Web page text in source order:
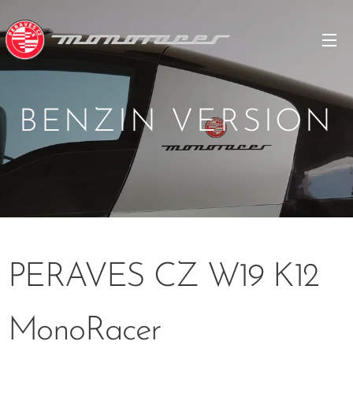
BENZIN VERSION
PERAVES CZ W19 K12
MonoRacer